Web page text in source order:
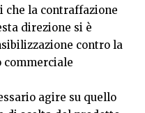
che la contraffazione
direzione si è
contro la
commerciale
agire su quello